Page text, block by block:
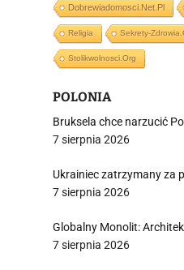
Dobrewiadomosci.net.pl
Religia Sekrety-
Stolikwolnosci.org
POLONIA
Bruksela chce narzucić
7 sierpnia 2026
Ukrainiec zatrzymany za
7 sierpnia 2026
Globalny Monolit:
7 sierpnia 2026